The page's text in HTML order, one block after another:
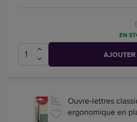
EN
AJOUTER
Ouvre-lettres
ergonomique en